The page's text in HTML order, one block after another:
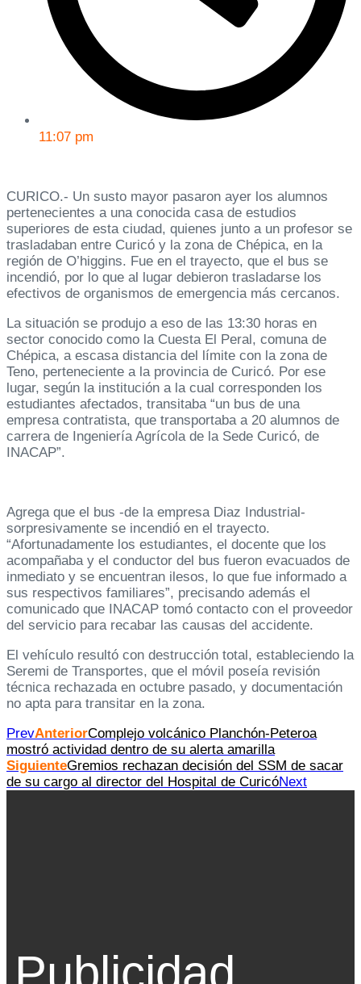
11:07 pm
CURICO.- Un susto mayor pasaron ayer los alumnos
pertenecientes a una conocida casa de estudios
superiores de esta ciudad, quienes junto a un profesor se
trasladaban entre Curicó y la zona de Chépica, en la
región de O’higgins. Fue en el trayecto, que el bus se
incendió, por lo que al lugar debieron trasladarse los
efectivos de organismos de emergencia más cercanos.
La situación se produjo a eso de las 13:30 horas en
sector conocido como la Cuesta El Peral, comuna de
Chépica, a escasa distancia del límite con la zona de
Teno, perteneciente a la provincia de Curicó. Por ese
lugar, según la institución a la cual corresponden los
estudiantes afectados, transitaba “un bus de una
empresa contratista, que transportaba a 20 alumnos de
carrera de Ingeniería Agrícola de la Sede Curicó, de
INACAP”.
Agrega que el bus -de la empresa Diaz Industrial-
sorpresivamente se incendió en el trayecto.
“Afortunadamente los estudiantes, el docente que los
acompañaba y el conductor del bus fueron evacuados de
inmediato y se encuentran ilesos, lo que fue informado a
sus respectivos familiares”, precisando además el
comunicado que INACAP tomó contacto con el proveedor
del servicio para recabar las causas del accidente.
El vehículo resultó con destrucción total, estableciendo la
Seremi de Transportes, que el móvil poseía revisión
técnica rechazada en octubre pasado, y documentación
no apta para transitar en la zona.
PrevAnteriorComplejo volcánico Planchón-Peteroa
mostró actividad dentro de su alerta amarilla
SiguienteGremios rechazan decisión del SSM de sacar
de su cargo al director del Hospital de CuricóNext
Publicidad